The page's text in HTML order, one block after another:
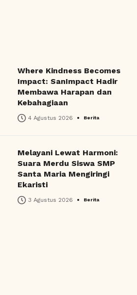
Where Kindness Becomes
Impact: SanImpact Hadir
Membawa Harapan dan
Kebahagiaan
4 Agustus 2026 • Berita
Melayani Lewat Harmoni:
Suara Merdu Siswa SMP
Santa Maria Mengiringi
Ekaristi
3 Agustus 2026 • Berita